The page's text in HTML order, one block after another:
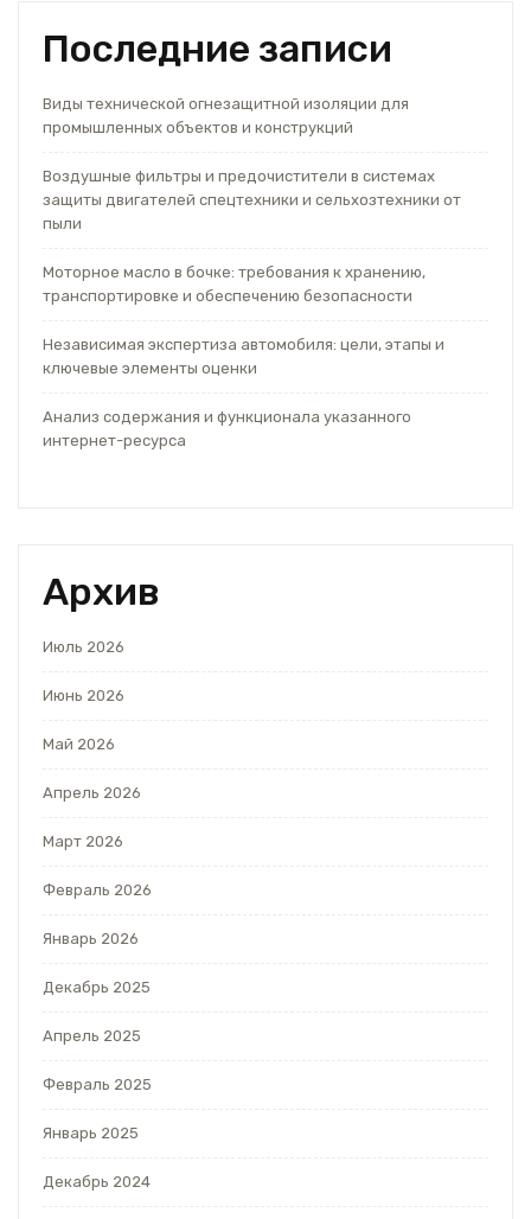
Последние записи
Виды технической огнезащитной изоляции для
промышленных объектов и конструкций
Воздушные фильтры и предочистители в системах
защиты двигателей спецтехники и сельхозтехники от
пыли
Моторное масло в бочке: требования к хранению,
транспортировке и обеспечению безопасности
Независимая экспертиза автомобиля: цели, этапы и
ключевые элементы оценки
Анализ содержания и функционала указанного
интернет-ресурса
Архив
Июль 2026
Июнь 2026
Май 2026
Апрель 2026
Март 2026
Февраль 2026
Январь 2026
Декабрь 2025
Апрель 2025
Февраль 2025
Январь 2025
Декабрь 2024